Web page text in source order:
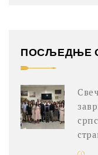
ПОСЉЕДЊЕ